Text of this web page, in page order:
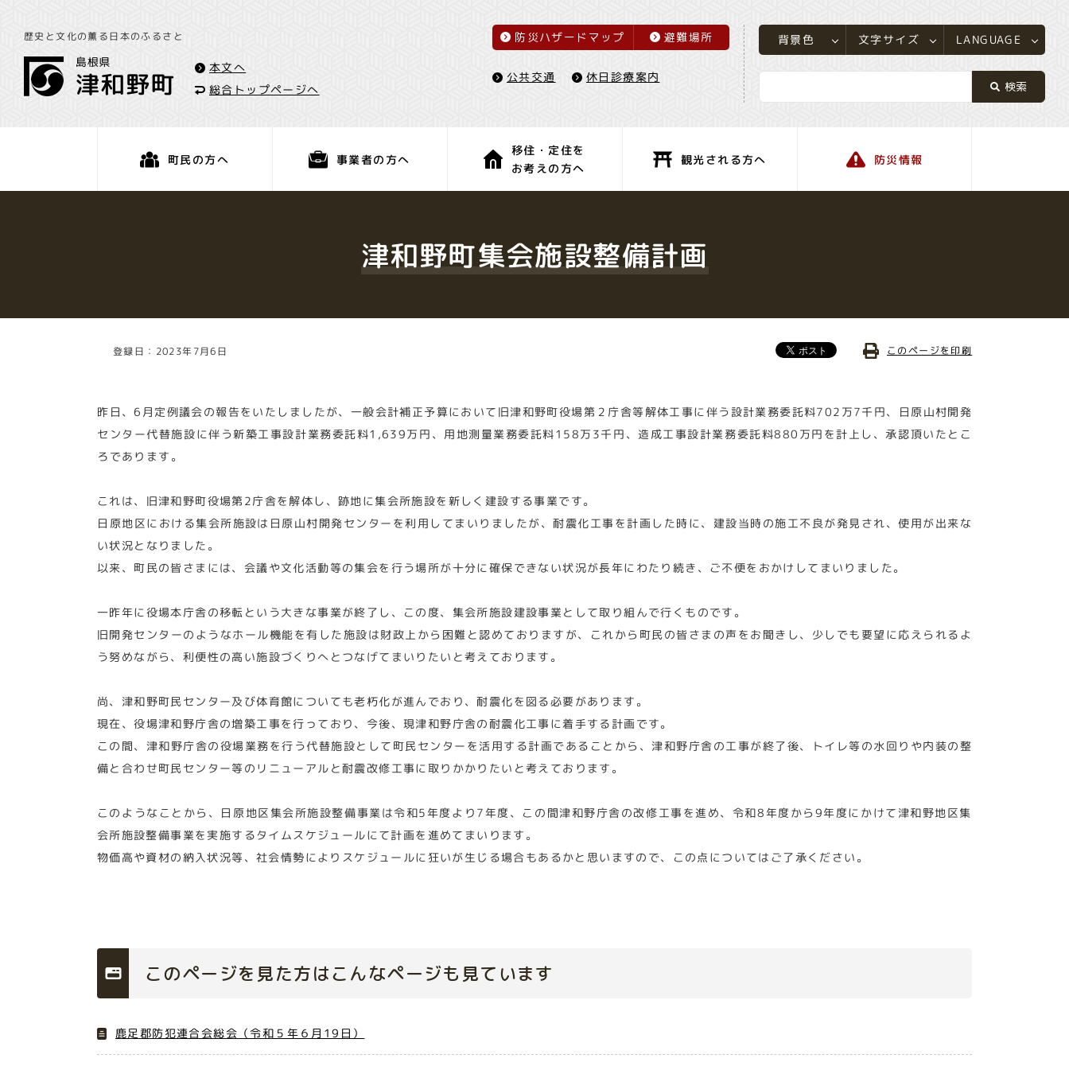
歴史と文化の薫る日本のふるさと
本文へ
総合トップページへ
防災ハザードマップ 避難場所
公共交通 休日診療案内
背景色 文字サイズ LANGUAGE
町民の方へ 事業者の方へ
移住・定住を
お考えの方へ
観光される方へ 防災情報
津和野町集会施設整備計画
登録日：2023年7月6日 このページを印刷
昨日、6月定例議会の報告をいたしましたが、一般会計補正予算において旧津和野町役場第２庁舎等解体工事に伴う設計業務委託料702万7千円、日原山村開発
センター代替施設に伴う新築工事設計業務委託料1,639万円、用地測量業務委託料158万3千円、造成工事設計業務委託料880万円を計上し、承認頂いたとこ
ろであります。
これは、旧津和野町役場第2庁舎を解体し、跡地に集会所施設を新しく建設する事業です。
日原地区における集会所施設は日原山村開発センターを利用してまいりましたが、耐震化工事を計画した時に、建設当時の施工不良が発見され、使用が出来な
い状況となりました。
以来、町民の皆さまには、会議や文化活動等の集会を行う場所が十分に確保できない状況が長年にわたり続き、ご不便をおかけしてまいりました。
一昨年に役場本庁舎の移転という大きな事業が終了し、この度、集会所施設建設事業として取り組んで行くものです。
旧開発センターのようなホール機能を有した施設は財政上から困難と認めておりますが、これから町民の皆さまの声をお聞きし、少しでも要望に応えられるよ
う努めながら、利便性の高い施設づくりへとつなげてまいりたいと考えております。
尚、津和野町民センター及び体育館についても老朽化が進んでおり、耐震化を図る必要があります。
現在、役場津和野庁舎の増築工事を行っており、今後、現津和野庁舎の耐震化工事に着手する計画です。
この間、津和野庁舎の役場業務を行う代替施設として町民センターを活用する計画であることから、津和野庁舎の工事が終了後、トイレ等の水回りや内装の整
備と合わせ町民センター等のリニューアルと耐震改修工事に取りかかりたいと考えております。
このようなことから、日原地区集会所施設整備事業は令和5年度より7年度、この間津和野庁舎の改修工事を進め、令和8年度から9年度にかけて津和野地区集
会所施設整備事業を実施するタイムスケジュールにて計画を進めてまいります。
物価高や資材の納入状況等、社会情勢によりスケジュールに狂いが生じる場合もあるかと思いますので、この点についてはご了承ください。
このページを見た方はこんなページも見ています
鹿足郡防犯連合会総会（令和５年６月19日）